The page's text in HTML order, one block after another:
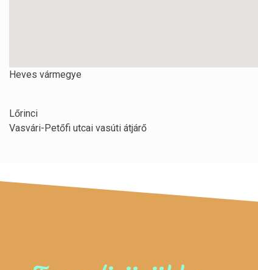
Heves vármegye
Lőrinci
Vasvári-Petőfi utcai vasúti átjárő